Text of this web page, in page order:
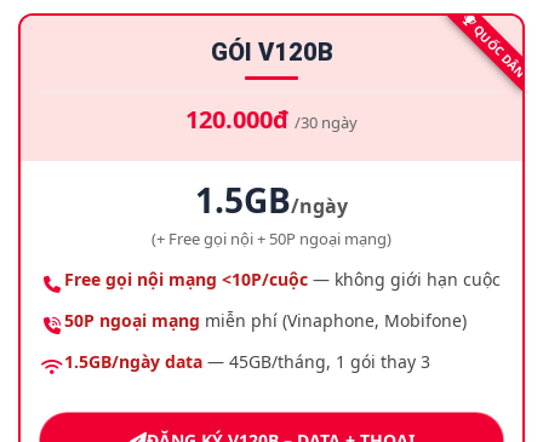
QUỐC DÂN
GÓI V120B
120.000đ /30 ngày
1.5GB/ngày
(+ Free gọi nội + 50P ngoại mạng)
Free gọi nội mạng <10P/cuộc — không giới hạn cuộc
50P ngoại mạng miễn phí (Vinaphone, Mobifone)
1.5GB/ngày data — 45GB/tháng, 1 gói thay 3